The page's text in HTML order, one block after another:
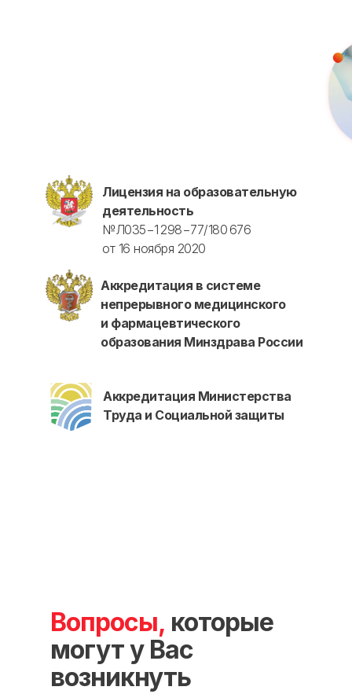
Лицензия на образовательную
деятельность
№Л035−1 298−77/180 676
от 16 ноября 2020
Аккредитация Министерства
Труда и Социальной защиты
Аккредитация в системе
непрерывного медицинского
и фармацевтического
образования Минздрава России
Вопросы, которые
могут у Вас
возникнуть
Новые курсы
Неврология
Эндокринология
Молекулярная нутрициология
Основные сведения
Структура и органы
Способы оплаты
Прохождение тестов по клиническим
рекомендациям на портале НМО